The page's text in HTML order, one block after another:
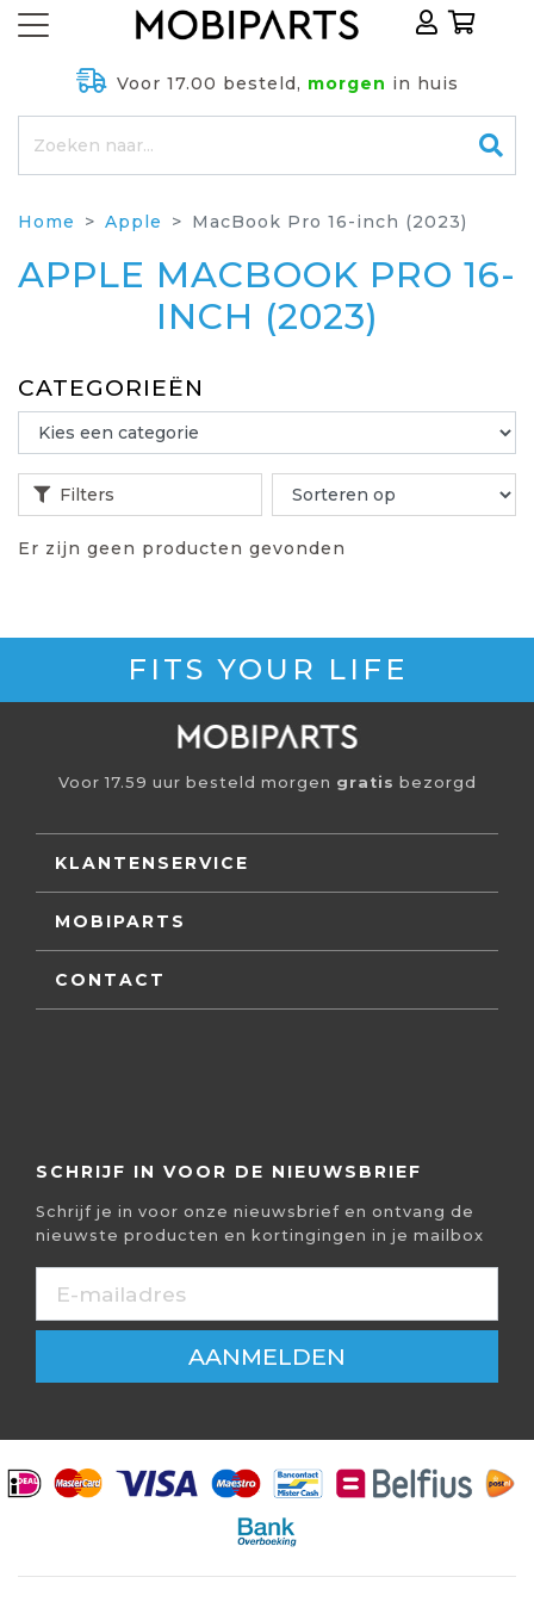
Voor 17.00 besteld, morgen in huis
Home Apple MacBook Pro 16-inch (2023)
APPLE MACBOOK PRO 16-
INCH (2023)
CATEGORIEËN
Filters
Er zijn geen producten gevonden
FITS YOUR LIFE
Voor 17.59 uur besteld morgen gratis bezorgd
KLANTENSERVICE
MOBIPARTS
CONTACT
SCHRIJF IN VOOR DE NIEUWSBRIEF
Schrijf je in voor onze nieuwsbrief en ontvang de
nieuwste producten en kortingingen in je mailbox
AANMELDEN